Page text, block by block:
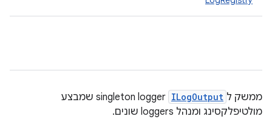
ממשק ל ILogOutput
singleton logger שמבצע
מולטיפלקסינג ומנהל loggers שונים.